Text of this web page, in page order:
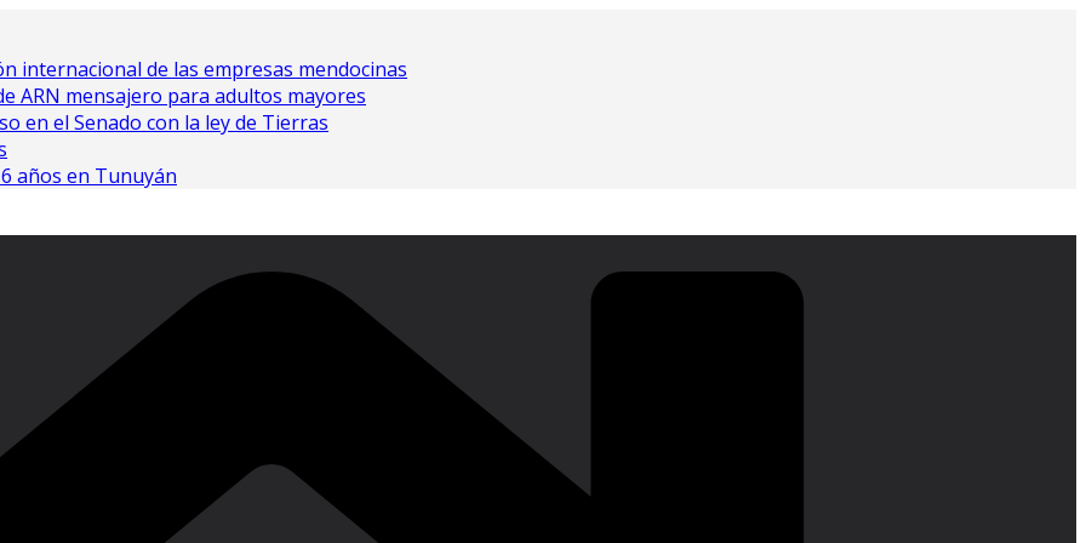
internacional de las empresas mendocinas
ARN mensajero para adultos mayores
en el Senado con la ley de Tierras
años en Tunuyán